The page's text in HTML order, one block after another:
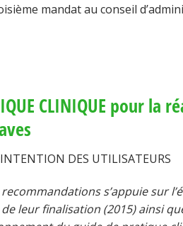
mandat au conseil
CLINIQUE pour
DES UTILISATEURS
s’appuie sur
leur finalisation (2015) ainsi